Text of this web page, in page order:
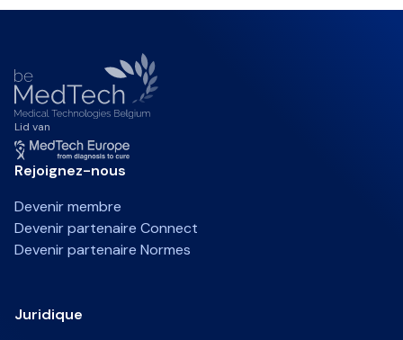
Lid van
Rejoignez-nous
Devenir membre
Devenir partenaire Connect
Devenir partenaire Normes
Juridique